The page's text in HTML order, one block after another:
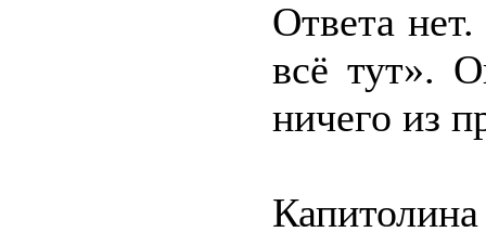
Ответа
всё тут».
ничего из